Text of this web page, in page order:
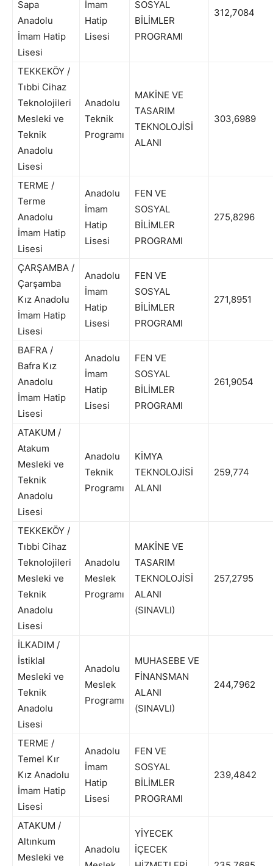
Sapa
Anadolu
İmam Hatip
Lisesi
İmam
Hatip
Lisesi
SOSYAL
BİLİMLER
PROGRAMI
312,7084
TEKKEKÖY /
Tıbbi Cihaz
Teknolojileri
Mesleki ve
Teknik
Anadolu
Lisesi
Anadolu
Teknik
Programı
MAKİNE VE
TASARIM
TEKNOLOJİSİ
ALANI
303,6989
TERME /
Terme
Anadolu
İmam Hatip
Lisesi
Anadolu
İmam
Hatip
Lisesi
FEN VE
SOSYAL
BİLİMLER
PROGRAMI
275,8296
ÇARŞAMBA /
Çarşamba
Kız Anadolu
İmam Hatip
Lisesi
Anadolu
İmam
Hatip
Lisesi
FEN VE
SOSYAL
BİLİMLER
PROGRAMI
271,8951
BAFRA /
Bafra Kız
Anadolu
İmam Hatip
Lisesi
Anadolu
İmam
Hatip
Lisesi
FEN VE
SOSYAL
BİLİMLER
PROGRAMI
261,9054
ATAKUM /
Atakum
Mesleki ve
Teknik
Anadolu
Lisesi
Anadolu
Teknik
Programı
KİMYA
TEKNOLOJİSİ
ALANI
259,774
TEKKEKÖY /
Tıbbi Cihaz
Teknolojileri
Mesleki ve
Teknik
Anadolu
Lisesi
Anadolu
Meslek
Programı
MAKİNE VE
TASARIM
TEKNOLOJİSİ
ALANI
(SINAVLI)
257,2795
İLKADIM /
İstiklal
Mesleki ve
Teknik
Anadolu
Lisesi
Anadolu
Meslek
Programı
MUHASEBE VE
FİNANSMAN
ALANI
(SINAVLI)
244,7962
TERME /
Temel Kır
Kız Anadolu
İmam Hatip
Lisesi
Anadolu
İmam
Hatip
Lisesi
FEN VE
SOSYAL
BİLİMLER
PROGRAMI
239,4842
ATAKUM /
Altınkum
Mesleki ve
Anadolu
YİYECEK
İÇECEK